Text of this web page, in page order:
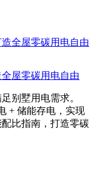
屋零碳用电自由
别墅用电需求。
+ 储能存电，实现
比指南，打造零碳